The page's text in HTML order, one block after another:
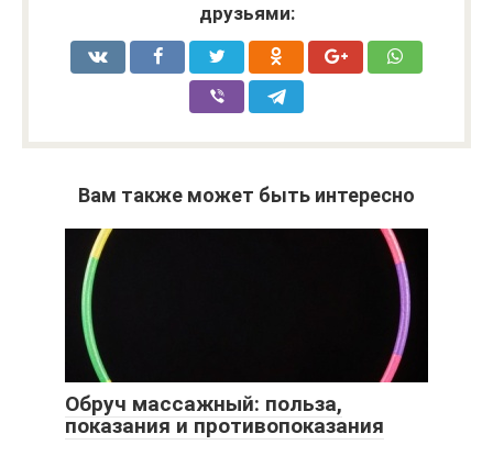
друзьями:
Вам также может быть интересно
Обруч массажный: польза,
показания и противопоказания